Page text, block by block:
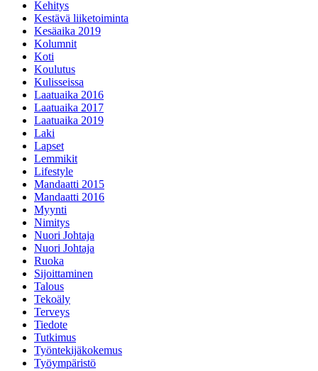
Kehitys
Kestävä liiketoiminta
Kesäaika 2019
Kolumnit
Koti
Koulutus
Kulisseissa
Laatuaika 2016
Laatuaika 2017
Laatuaika 2019
Laki
Lapset
Lemmikit
Lifestyle
Mandaatti 2015
Mandaatti 2016
Myynti
Nimitys
Nuori Johtaja
Nuori Johtaja
Ruoka
Sijoittaminen
Talous
Tekoäly
Terveys
Tiedote
Tutkimus
Työntekijäkokemus
Työympäristö